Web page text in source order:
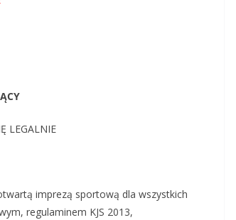
LEGALNIE
imprezą sportową dla wszystkich
regulaminem KJS 2013,